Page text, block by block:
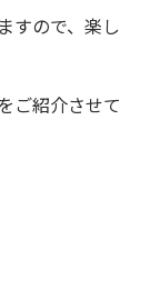
すので、楽し
ご紹介させて